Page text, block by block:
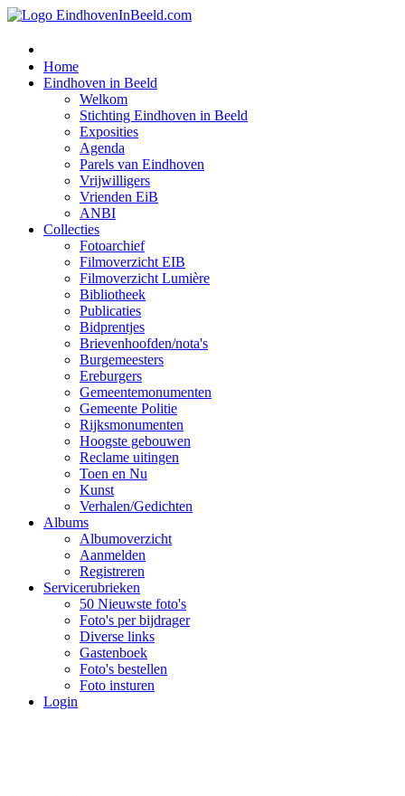
Home
Eindhoven in Beeld
Welkom
Stichting Eindhoven in Beeld
Exposities
Agenda
Parels van Eindhoven
Vrijwilligers
Vrienden EiB
ANBI
Collecties
Fotoarchief
Filmoverzicht EIB
Filmoverzicht Lumière
Bibliotheek
Publicaties
Bidprentjes
Brievenhoofden/nota's
Burgemeesters
Ereburgers
Gemeentemonumenten
Gemeente Politie
Rijksmonumenten
Hoogste gebouwen
Reclame uitingen
Toen en Nu
Kunst
Verhalen/Gedichten
Albums
Albumoverzicht
Aanmelden
Registreren
Servicerubrieken
50 Nieuwste foto's
Foto's per bijdrager
Diverse links
Gastenboek
Foto's bestellen
Foto insturen
Login